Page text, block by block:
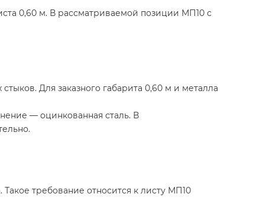
0,60 м. В рассматриваемой позиции МП10 с
Для заказного габарита 0,60 м и металла
— оцинкованная сталь. В
Такое требование относится к листу МП10